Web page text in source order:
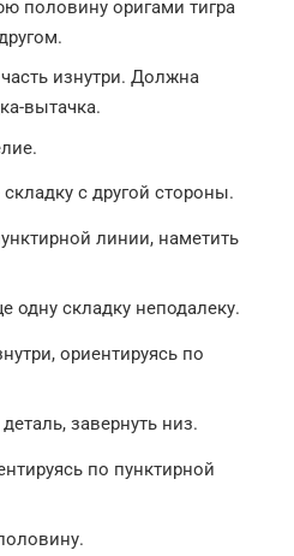
половину оригами тигра
изнутри. Должна
вытачка.
с другой стороны.
линии, наметить
одну складку неподалеку.
ориентируясь по
завернуть низ.
по пунктирной